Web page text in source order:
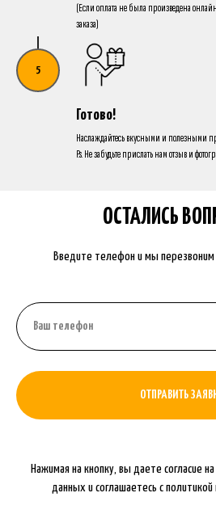
(Если оплата не была произведена
заказа)
Готово!
Наслаждайтесь вкусными и полезными
P.s. Не забудьте прислать нам отзыв и
ОСТАЛИСЬ
Введите телефон и мы
ОТПРАВИТЬ
Нажимая на кнопку, вы даете согласие
данных и соглашаетесь c